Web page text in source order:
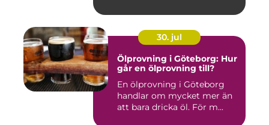
30. jul
Ölprovning i Göteborg: Hur
går en ölprovning till?
En ölprovning i Göteborg
handlar om mycket mer än
att bara dricka öl. För m...